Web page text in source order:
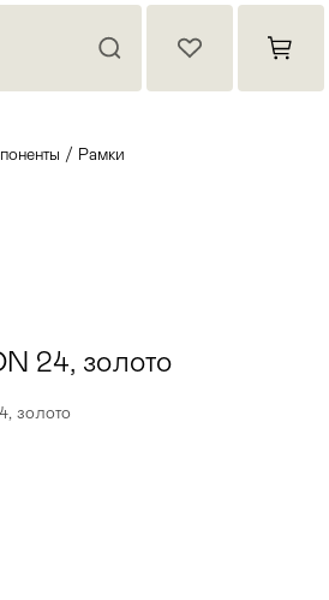
/ Рамки
24, золото
золото